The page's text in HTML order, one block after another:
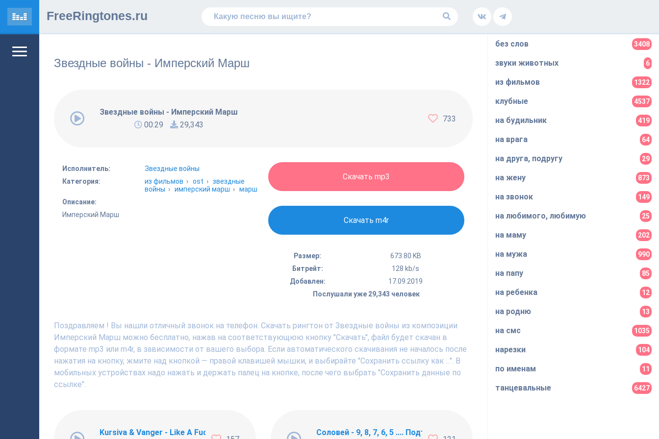
FreeRingtones.ru
Звездные войны - Имперский Марш
Звездные войны - Имперский Марш
00:29
29,343
733
Исполнитель:
Звездные войны
Категория:
из фильмов › ost › звездные
войны › имперский марш › марш
Описание:
Имперский Марш
Скачать mp3
Скачать m4r
Размер:
673.80 KB
Битрейт:
128 kb/s
Добавлен:
17.09.2019
Послушали уже 29,343 человек
Поздравляем ! Вы нашли отличный звонок на телефон. Скачать рингтон от Звездные войны из композиции
Имперский Марш можно бесплатно, нажав на соответствующюю кнопку "Скачать", файл будет скачан в
формате mp3 или m4r, в зависимости от вашего выбора. Если автоматического скачивания не началось после
нажатия на кнопку, жмите над кнопкой — правой клавишей мышки, и выбирайте "Сохранить ссылку как ...". В
мобильных устройствах надо нажать и держать палец на кнопке, после чего выбрать "Сохранить данные по
ссылке".
Kursiva & Vanger - Like A Fucking Newbie Соловей - 9, 8, 7, 6, 5 .... Подъём !!!
без слов 3408
звуки животных 6
из фильмов 1322
клубные 4537
на будильник 419
на врага 64
на друга, подругу 29
на жену 873
на звонок 149
на любимого, любимую 25
на маму 202
на мужа 990
на папу 85
на ребенка 12
на родню 13
на смс 1035
нарезки 104
по именам 11
танцевальные 6427